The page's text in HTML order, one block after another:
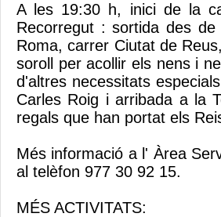
A les 19:30 h, inici de la
Recorregut : sortida des
Roma, carrer Ciutat de
soroll per acollir els nens i
d'altres necessitats
Carles Roig i arribada a la
regals que han portat els
Més informació a l' Àrea
al telèfon 977 30 92 15.
MÉS ACTIVITATS: